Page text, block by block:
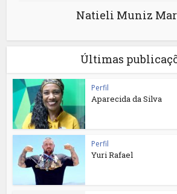
Natieli Muniz
Últimas
Perfil
Aparecida da Silva
Perfil
Yuri Rafael